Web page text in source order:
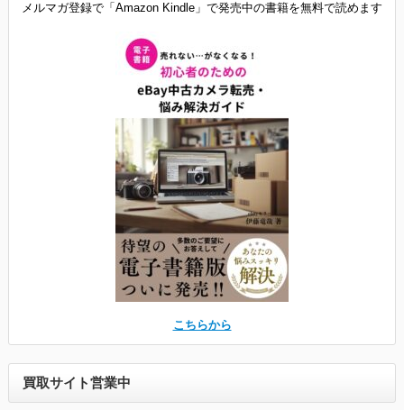
メルマガ登録で「Amazon Kindle」で発売中の書籍を無料で読めます
こちらから
買取サイト営業中